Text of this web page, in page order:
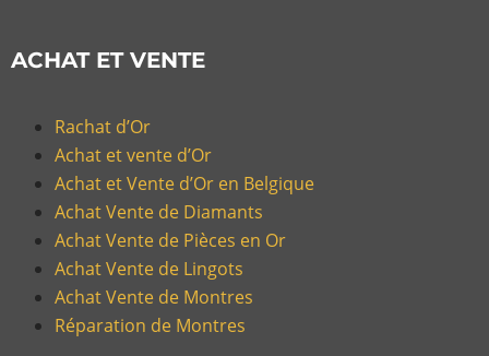
ACHAT ET VENTE
Rachat d’Or
Achat et vente d’Or
Achat et Vente d’Or en Belgique
Achat Vente de Diamants
Achat Vente de Pièces en Or
Achat Vente de Lingots
Achat Vente de Montres
Réparation de Montres